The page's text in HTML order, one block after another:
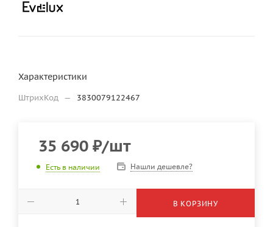
Характеристики
ШтрихКод — 3830079122467
35 690 ₽/шт
Есть в наличии Нашли дешевле?
В КОРЗИНУ